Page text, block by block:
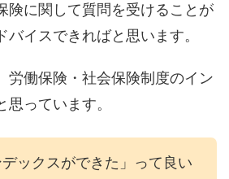
険に関して質問を受けることが
バイスできればと思います。
労働保険・社会保険制度のイン
っています。
デックスができた」って良い